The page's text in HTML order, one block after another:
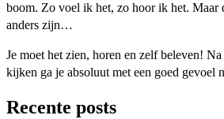
boom. Zo voel ik het, zo hoor ik het. Maar
anders zijn…
Je moet het zien, horen en zelf beleven!
kijken ga je absoluut met een goed gevoel
Recente posts